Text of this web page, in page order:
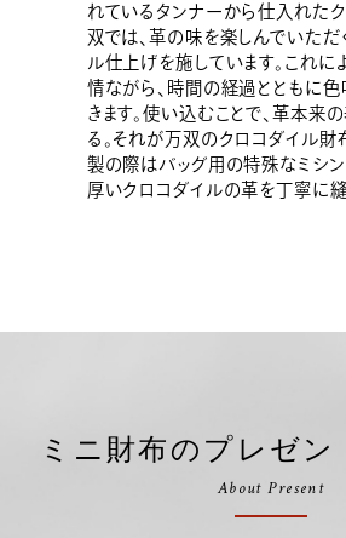
れているタンナーから仕入れた
双では、革の味を楽しんでいただ
ル仕上げを施しています。これに
情ながら、時間の経過とともに色
きます。使い込むことで、革本来
る。それが万双のクロコダイル財
製の際はバッグ用の特殊なミシン
厚いクロコダイルの革を丁寧に縫
ミニ財布のプレゼン
About Present